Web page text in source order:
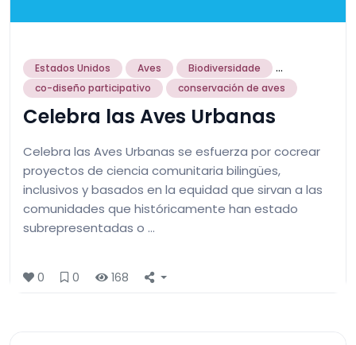
Estados Unidos Aves Biodiversidade ...
co-diseño participativo conservación de aves
Celebra las Aves Urbanas
Celebra las Aves Urbanas se esfuerza por cocrear
proyectos de ciencia comunitaria bilingües,
inclusivos y basados ​​en la equidad que sirvan a las
comunidades que históricamente han estado
subrepresentadas o …
0 0 168